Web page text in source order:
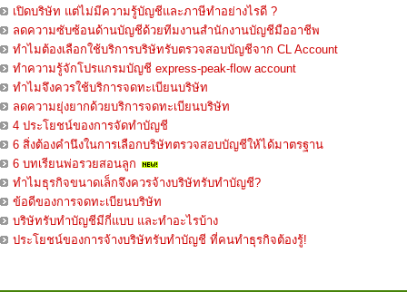
เปิดบริษัท แต่ไม่มีความรู้บัญชีและภาษีทำอย่างไรดี ?
ลดความซับซ้อนด้านบัญชีด้วยทีมงานสำนักงานบัญชีมืออาชีพ
ทำไมต้องเลือกใช้บริการบริษัทรับตรวจสอบบัญชีจาก CL Account
ทำความรู้จักโปรแกรมบัญชี express-peak-flow account
ทำไมจึงควรใช้บริการจดทะเบียนบริษัท
ลดความยุ่งยากด้วยบริการจดทะเบียนบริษัท
4 ประโยชน์ของการจัดทำบัญชี
6 สิ่งต้องคำนึงในการเลือกบริษัทตรวจสอบบัญชีให้ได้มาตรฐาน
6 บทเรียนพ่อรวยสอนลูก
ทำไมธุรกิจขนาดเล็กจึงควรจ้างบริษัทรับทำบัญชี?
ข้อดีของการจดทะเบียนบริษัท
บริษัทรับทำบัญชีมีกี่แบบ และทำอะไรบ้าง
ประโยชน์ของการจ้างบริษัทรับทำบัญชี ที่คนทำธุรกิจต้องรู้!